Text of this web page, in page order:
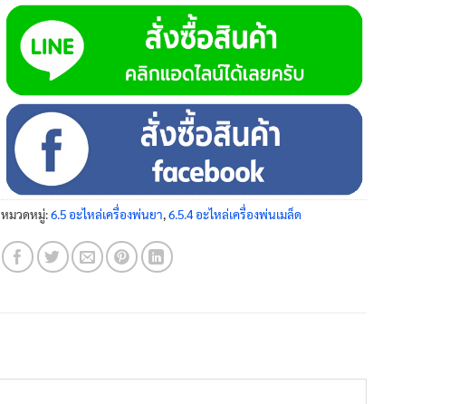
หมวดหมู่:6.5 อะไหล่เครื่องพ่นยา,6.5.4 อะไหล่เครื่องพ่นเมล็ด